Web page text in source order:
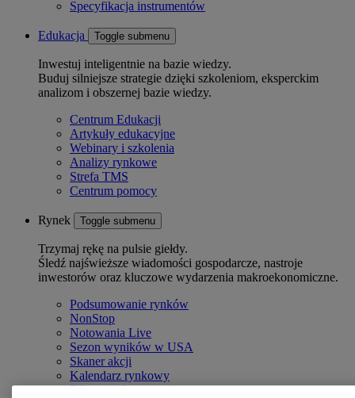
Specyfikacja instrumentów
Edukacja Toggle submenu
Inwestuj inteligentnie na bazie wiedzy.
Buduj silniejsze strategie dzięki szkoleniom, eksperckim
analizom i obszernej bazie wiedzy.
Centrum Edukacji
Artykuły edukacyjne
Webinary i szkolenia
Analizy rynkowe
Strefa TMS
Centrum pomocy
Rynek Toggle submenu
Trzymaj rękę na pulsie giełdy.
Śledź najświeższe wiadomości gospodarcze, nastroje
inwestorów oraz kluczowe wydarzenia makroekonomiczne.
Podsumowanie rynków
NonStop
Notowania Live
Sezon wyników w USA
Skaner akcji
Kalendarz rynkowy
Zdarzenia korporacyjne